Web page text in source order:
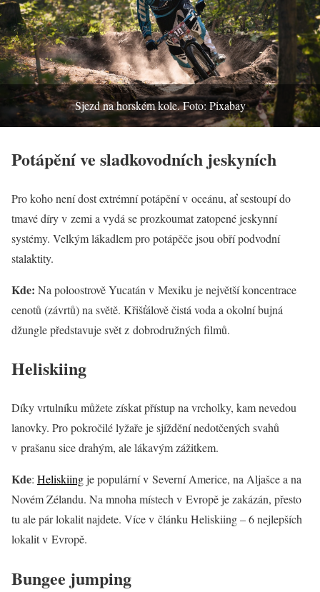
Sjezd na horském kole. Foto: Pixabay
Potápění ve sladkovodních jeskyních
Pro koho není dost extrémní potápění v oceánu, ať sestoupí do
tmavé díry v zemi a vydá se prozkoumat zatopené jeskynní
systémy. Velkým lákadlem pro potápěče jsou obří podvodní
stalaktity.
Kde: Na poloostrově Yucatán v Mexiku je největší koncentrace
cenotů (závrtů) na světě. Křišťálově čistá voda a okolní bujná
džungle představuje svět z dobrodružných filmů.
Heliskiing
Díky vrtulníku můžete získat přístup na vrcholky, kam nevedou
lanovky. Pro pokročilé lyžaře je sjíždění nedotčených svahů
v prašanu sice drahým, ale lákavým zážitkem.
Kde: Heliskiingje populární v Severní Americe, na Aljašce a na
Novém Zélandu. Na mnoha místech v Evropě je zakázán, přesto
tu ale pár lokalit najdete. Více v článku Heliskiing – 6 nejlepších
lokalit v Evropě.
Bungee jumping